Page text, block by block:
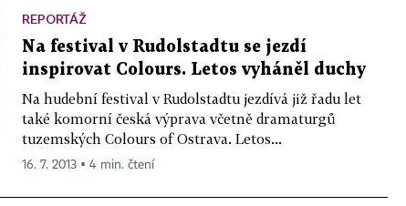
REPORTÁŽ
Na festival v Rudolstadtu se jezdí
inspirovat Colours. Letos vyháněl duchy
Na hudební festival v Rudolstadtu jezdívá již řadu let
také komorní česká výprava včetně dramaturgů
tuzemských Colours of Ostrava. Letos...
16. 7. 2013 ▪ 4 min. čtení